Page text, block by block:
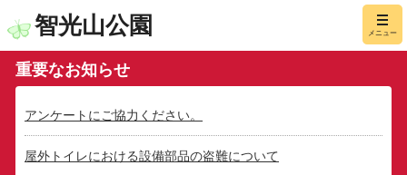
智光山公園 メニュー
重要なお知らせ
アンケートにご協力ください。
屋外トイレにおける設備部品の盗難について